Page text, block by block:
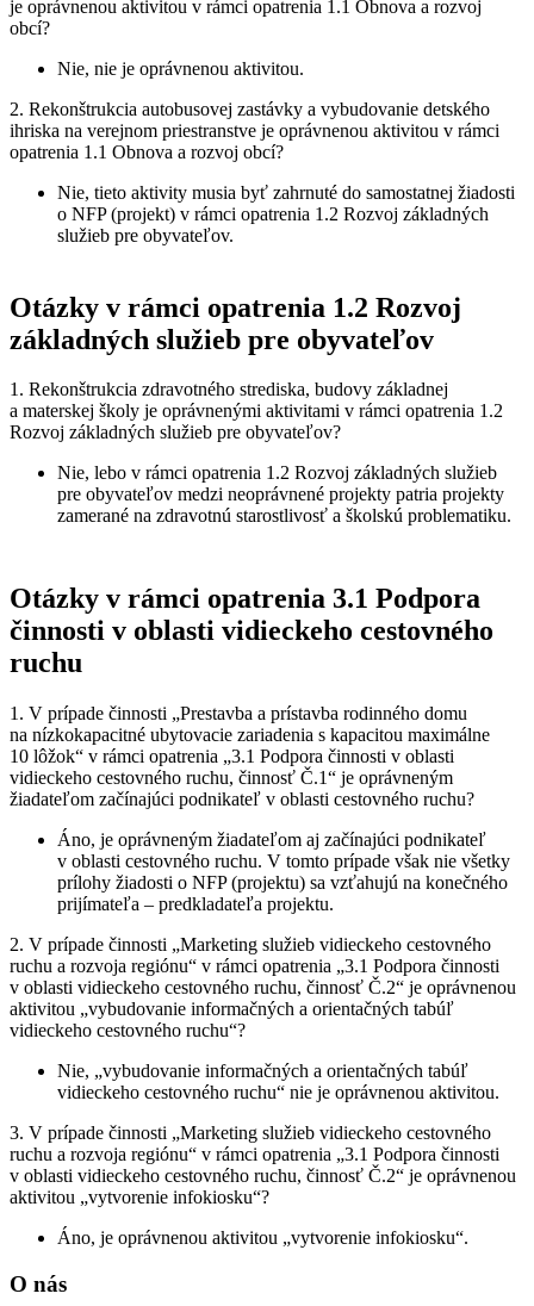
je oprávnenou aktivitou v rámci opatrenia 1.1 Obnova a rozvoj
obcí?
Nie, nie je oprávnenou aktivitou.
2. Rekonštrukcia autobusovej zastávky a vybudovanie detského
ihriska na verejnom priestranstve je oprávnenou aktivitou v rámci
opatrenia 1.1 Obnova a rozvoj obcí?
Nie, tieto aktivity musia byť zahrnuté do samostatnej žiadosti
o NFP (projekt) v rámci opatrenia 1.2 Rozvoj základných
služieb pre obyvateľov.
Otázky v rámci opatrenia 1.2 Rozvoj
základných služieb pre obyvateľov
1. Rekonštrukcia zdravotného strediska, budovy základnej
a materskej školy je oprávnenými aktivitami v rámci opatrenia 1.2
Rozvoj základných služieb pre obyvateľov?
Nie, lebo v rámci opatrenia 1.2 Rozvoj základných služieb
pre obyvateľov medzi neoprávnené projekty patria projekty
zamerané na zdravotnú starostlivosť a školskú problematiku.
Otázky v rámci opatrenia 3.1 Podpora
činnosti v oblasti vidieckeho cestovného
ruchu
1. V prípade činnosti „Prestavba a prístavba rodinného domu
na nízkokapacitné ubytovacie zariadenia s kapacitou maximálne
10 lôžok“ v rámci opatrenia „3.1 Podpora činnosti v oblasti
vidieckeho cestovného ruchu, činnosť Č.1“ je oprávneným
žiadateľom začínajúci podnikateľ v oblasti cestovného ruchu?
Áno, je oprávneným žiadateľom aj začínajúci podnikateľ
v oblasti cestovného ruchu. V tomto prípade však nie všetky
prílohy žiadosti o NFP (projektu) sa vzťahujú na konečného
prijímateľa – predkladateľa projektu.
2. V prípade činnosti „Marketing služieb vidieckeho cestovného
ruchu a rozvoja regiónu“ v rámci opatrenia „3.1 Podpora činnosti
v oblasti vidieckeho cestovného ruchu, činnosť Č.2“ je oprávnenou
aktivitou „vybudovanie informačných a orientačných tabúľ
vidieckeho cestovného ruchu“?
Nie, „vybudovanie informačných a orientačných tabúľ
vidieckeho cestovného ruchu“ nie je oprávnenou aktivitou.
3. V prípade činnosti „Marketing služieb vidieckeho cestovného
ruchu a rozvoja regiónu“ v rámci opatrenia „3.1 Podpora činnosti
v oblasti vidieckeho cestovného ruchu, činnosť Č.2“ je oprávnenou
aktivitou „vytvorenie infokiosku“?
Áno, je oprávnenou aktivitou „vytvorenie infokiosku“.
O nás